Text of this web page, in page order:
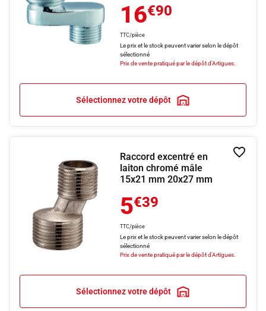
16€90
TTC/pièce
Le prix et le stock peuvent varier selon le dépôt
sélectionné
Prix de vente pratiqué par le dépôt d'Artigues.
Sélectionnez votre dépôt
Raccord excentré en
laiton chromé mâle
15x21 mm 20x27 mm
5€39
TTC/pièce
Le prix et le stock peuvent varier selon le dépôt
sélectionné
Prix de vente pratiqué par le dépôt d'Artigues.
Sélectionnez votre dépôt